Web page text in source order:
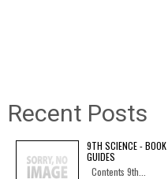
Recent Posts
9TH SCIENCE -
GUIDES
Contents 9th...